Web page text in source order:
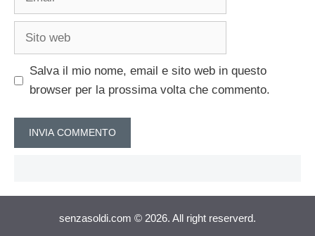
Sito
Salva il mio nome, email e sito web in questo
browser per la prossima volta che commento.
senzasoldi.com © 2026. All right reserverd.